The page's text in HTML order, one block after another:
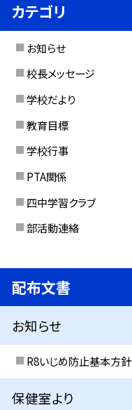
カテゴリ
お知らせ
校長メッセージ
学校だより
教育目標
学校行事
PTA関係
四中学習クラブ
部活動連絡
配布文書
お知らせ
R8いじめ防止基本方針
保健室より